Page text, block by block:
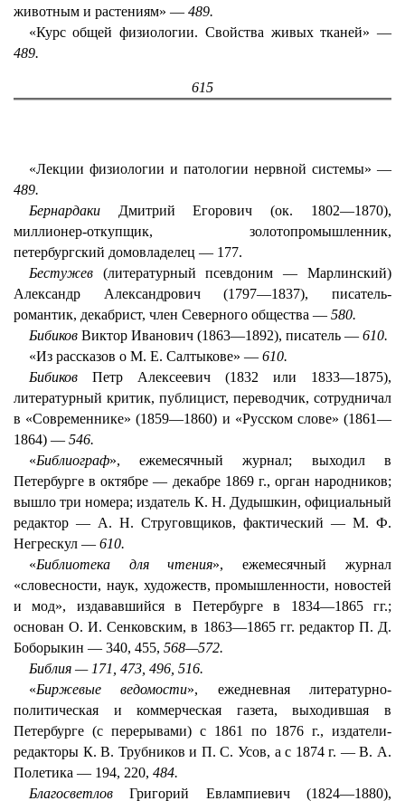
животным и растениям» — 489.
«Курс общей физиологии. Свойства живых тканей» —
489.
615
«Лекции физиологии и патологии нервной системы» —
489.
Бернардаки Дмитрий Егорович (ок. 1802—1870),
миллионер-откупщик, золотопромышленник,
петербургский домовладелец — 177.
Бестужев (литературный псевдоним — Марлинский)
Александр Александрович (1797—1837), писатель-
романтик, декабрист, член Северного общества — 580.
Бибиков Виктор Иванович (1863—1892), писатель — 610.
«Из рассказов о M. E. Салтыкове» — 610.
Бибиков Петр Алексеевич (1832 или 1833—1875),
литературный критик, публицист, переводчик, сотрудничал
в «Современнике» (1859—1860) и «Русском слове» (1861—
1864) — 546.
«Библиограф», ежемесячный журнал; выходил в
Петербурге в октябре — декабре 1869 г., орган народников;
вышло три номера; издатель К. Н. Дудышкин, официальный
редактор — А. Н. Струговщиков, фактический — М. Ф.
Негрескул — 610.
«Библиотека для чтения», ежемесячный журнал
«словесности, наук, художеств, промышленности, новостей
и мод», издававшийся в Петербурге в 1834—1865 гг.;
основан О. И. Сенковским, в 1863—1865 гг. редактор П. Д.
Боборыкин — 340, 455, 568—572.
Библия — 171, 473, 496, 516.
«Биржевые ведомости», ежедневная литературно-
политическая и коммерческая газета, выходившая в
Петербурге (с перерывами) с 1861 по 1876 г., издатели-
редакторы К. В. Трубников и П. С. Усов, а с 1874 г. — В. А.
Полетика — 194, 220, 484.
БлагосветловГригорий Евлампиевич (1824—1880),